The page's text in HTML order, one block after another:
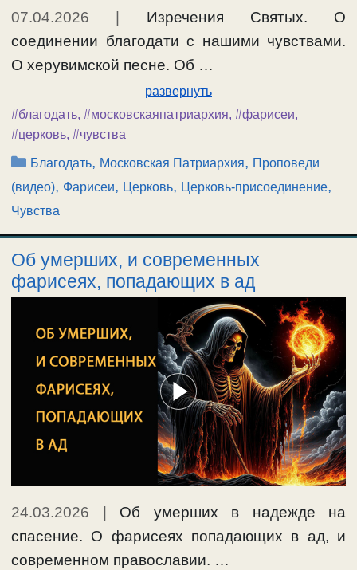
07.04.2026
Изречения Святых. О
соединении благодати с нашими чувствами.
О херувимской песне. Об …
развернуть
#благодать, #московскаяпатриархия, #фарисеи,
#церковь, #чувства
Рубрики
Благодать, Московская Патриархия, Проповеди
(видео), Фарисеи, Церковь, Церковь-присоединение,
Чувства
Об умерших, и современных
фарисеях, попадающих в ад
24.03.2026
Об умерших в надежде на
спасение. О фарисеях попадающих в ад, и
современном православии. …